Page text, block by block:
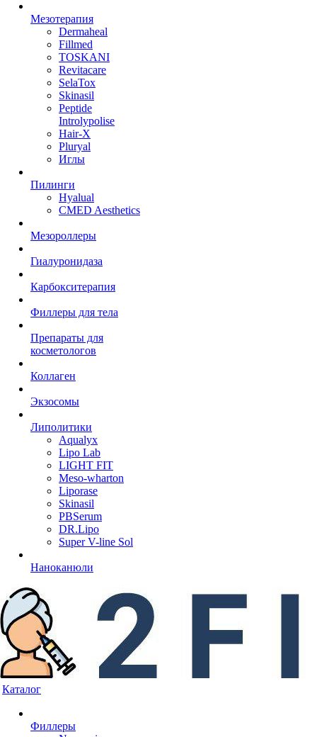
Мезотерапия
Dermaheal
Fillmed
TOSKANI
Revitacare
SelaTox
Skinasil
Peptide
Introlypolise
Hair-X
Pluryal
Иглы
Пилинги
Hyalual
CMED Aesthetics
Мезороллеры
Гиалуронидаза
Карбокситерапия
Филлеры для тела
Препараты для
косметологов
Коллаген
Экзосомы
Липолитики
Aqualyx
Lipo Lab
LIGHT FIT
Meso-wharton
Liporase
Skinasil
PBSerum
DR.Lipo
Super V-line Sol
Наноканюли
Каталог
Филлеры